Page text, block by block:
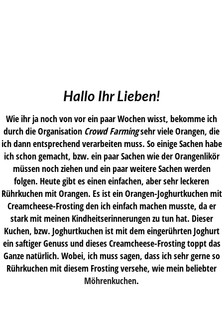
Hallo Ihr Lieben!
Wie ihr ja noch von vor ein paar Wochen wisst, bekomme ich
durch die Organisation Crowd Farmingsehr viele Orangen, die
ich dann entsprechend verarbeiten muss. So einige Sachen habe
ich schon gemacht, bzw. ein paar Sachen wie der Orangenlikör
müssen noch ziehen und ein paar weitere Sachen werden
folgen. Heute gibt es einen einfachen, aber sehr leckeren
Rührkuchen mit Orangen. Es ist ein Orangen-Joghurtkuchen mit
Creamcheese-Frosting den ich einfach machen musste, da er
stark mit meinen Kindheitserinnerungen zu tun hat. Dieser
Kuchen, bzw. Joghurtkuchen ist mit dem eingerührten Joghurt
ein saftiger Genuss und dieses Creamcheese-Frosting toppt das
Ganze natürlich. Wobei, ich muss sagen, dass ich sehr gerne so
Rührkuchen mit diesem Frosting versehe, wie mein beliebter
Möhrenkuchen.